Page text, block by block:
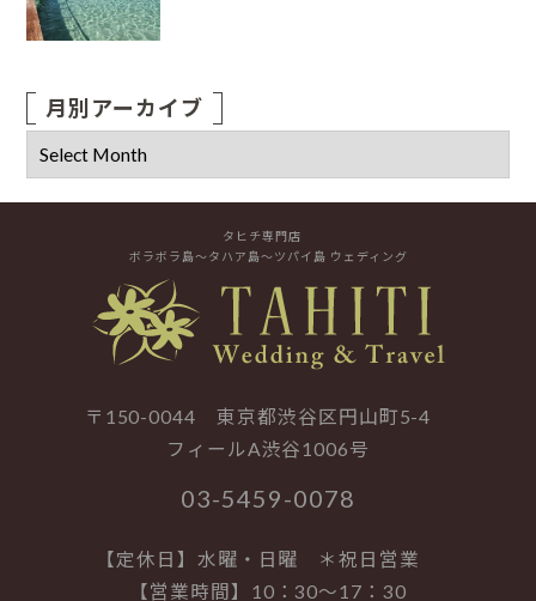
月別アーカイブ
タヒチ専門店
ボラボラ島～タハア島～ツパイ島 ウェディング
〒150-0044 東京都渋谷区円山町5-4
フィールA渋谷1006号
03-5459-0078
【定休日】水曜・日曜 ＊祝日営業
【営業時間】10：30～17：30